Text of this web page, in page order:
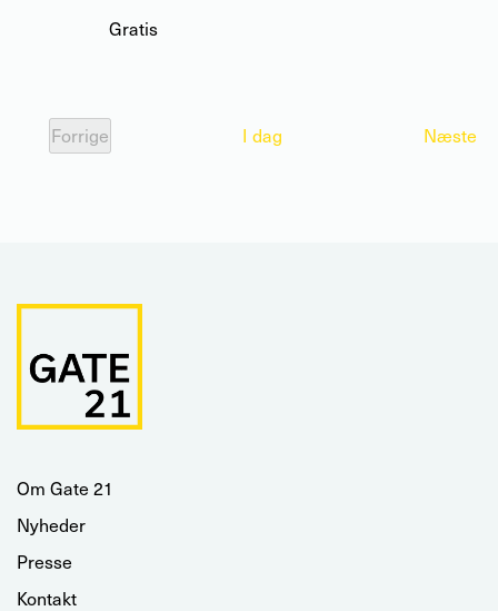
Gratis
Forrige
Begivenheder
I dag Næste
Om Gate 21
Nyheder
Presse
Kontakt